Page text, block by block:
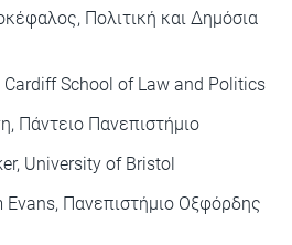
Πολιτική και Δημόσια
Cardiff School of Law and Politics
Πάντειο Πανεπιστήμιο
University of Bristol
Πανεπιστήμιο Οξφόρδης